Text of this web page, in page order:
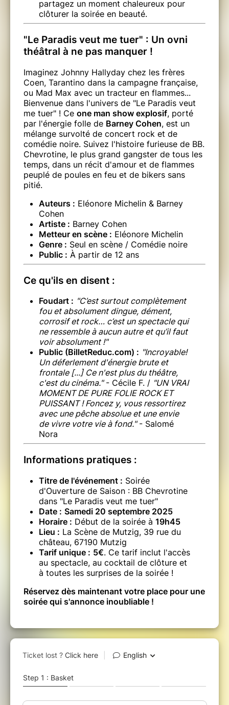
partagez un moment chaleureux pour
clôturer la soirée en beauté.
"Le Paradis veut me tuer" : Un ovni
théâtral à ne pas manquer !
Imaginez Johnny Hallyday chez les frères
Coen, Tarantino dans la campagne française,
ou Mad Max avec un tracteur en flammes...
Bienvenue dans l'univers de "Le Paradis veut
me tuer" ! Ce one man show explosif, porté
par l'énergie folle de Barney Cohen, est un
mélange survolté de concert rock et de
comédie noire. Suivez l'histoire furieuse de BB.
Chevrotine, le plus grand gangster de tous les
temps, dans un récit d'amour et de flammes
peuplé de poules en feu et de bikers sans
pitié.
Auteurs : Eléonore Michelin & Barney
Cohen
Artiste : Barney Cohen
Metteur en scène : Eléonore Michelin
Genre : Seul en scène / Comédie noire
Public : À partir de 12 ans
Ce qu'ils en disent :
Foudart : "C’est surtout complètement
fou et absolument dingue, dément,
corrosif et rock… c’est un spectacle qui
ne ressemble à aucun autre et qu’il faut
voir absolument !"
Public (BilletReduc.com) : "Incroyable!
Un déferlement d'énergie brute et
frontale [...] Ce n'est plus du théâtre,
c'est du cinéma."- Cécile F. / "UN VRAI
MOMENT DE PURE FOLIE ROCK ET
PUISSANT ! Foncez y, vous ressortirez
avec une pêche absolue et une envie
de vivre votre vie à fond."- Salomé
Nora
Informations pratiques :
Titre de l'événement : Soirée
d'Ouverture de Saison : BB Chevrotine
dans "Le Paradis veut me tuer"
Date : Samedi 20 septembre 2025
Horaire : Début de la soirée à 19h45
Lieu : La Scène de Mutzig, 39 rue du
château, 67190 Mutzig
Tarif unique : 5€. Ce tarif inclut l'accès
au spectacle, au cocktail de clôture et
à toutes les surprises de la soirée !
Réservez dès maintenant votre place pour une
soirée qui s'annonce inoubliable !